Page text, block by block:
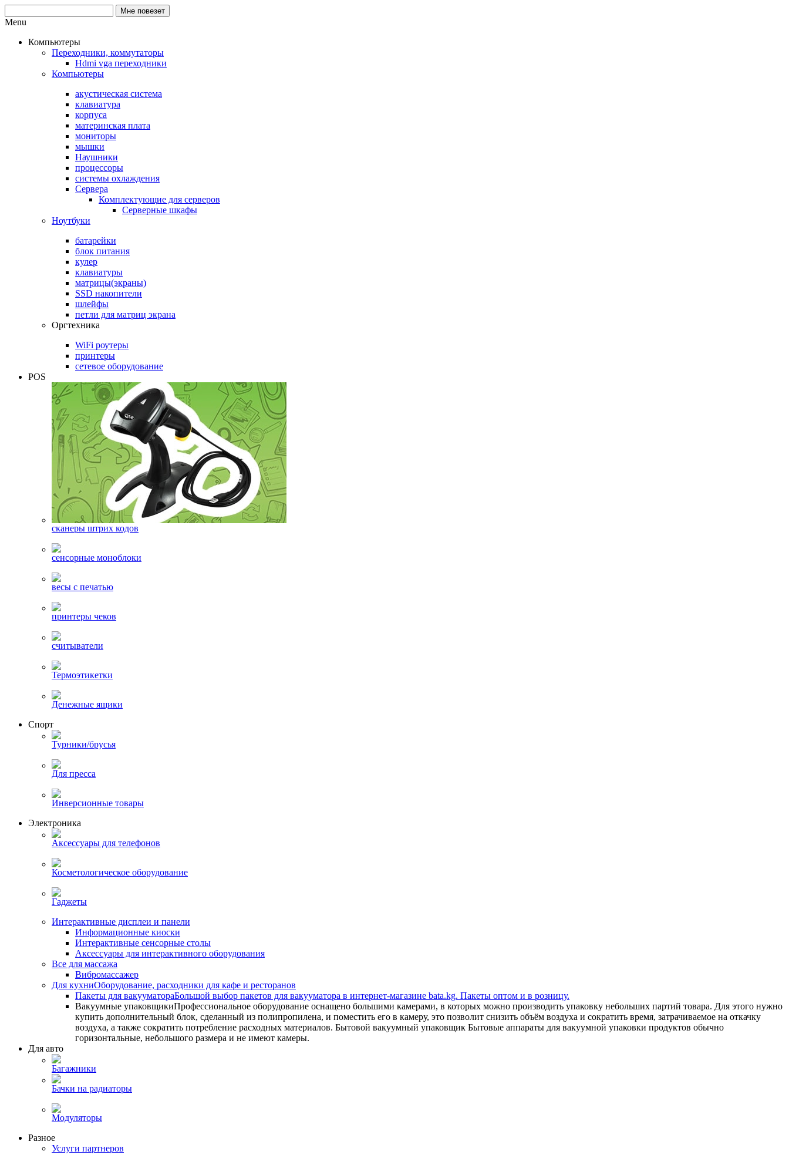
Menu
Компьютеры
Переходники, коммутаторы
Hdmi vga переходники
Компьютеры
акустическая система
клавиатура
корпуса
материнская плата
мониторы
мышки
Наушники
процессоры
системы охлаждения
Сервера
Комплектующие для серверов
Серверные шкафы
Ноутбуки
батарейки
блок питания
кулер
клавиатуры
матрицы(экраны)
SSD накопители
шлейфы
петли для матриц экрана
Оргтехника
WiFi роутеры
принтеры
сетевое оборудование
POS
сканеры штрих кодов
сенсорные моноблоки
весы с печатью
принтеры чеков
считыватели
Термоэтикетки
Денежные ящики
Спорт
Турники/брусья
Для пресса
Инверсионные товары
Электроника
Аксессуары для телефонов
Косметологическое оборудование
Гаджеты
Интерактивные дисплеи и панели
Информационные киоски
Интерактивные сенсорные столы
Аксессуары для интерактивного оборудования
Все для массажа
Вибромассажер
Для кухниОборудование, расходники для кафе и ресторанов
Пакеты для вакууматораБольшой выбор пакетов для вакууматора в интернет-магазине bata.kg. Пакеты оптом и в розницу.
Вакуумные упаковщикиПрофессиональное оборудование оснащено большими камерами, в которых можно производить упаковку небольших партий товара. Для этого нужно
купить дополнительный блок, сделанный из полипропилена, и поместить его в камеру, это позволит снизить объём воздуха и сократить время, затрачиваемое на откачку
воздуха, а также сократить потребление расходных материалов. Бытовой вакуумный упаковщик Бытовые аппараты для вакуумной упаковки продуктов обычно
горизонтальные, небольшого размера и не имеют камеры.
Для авто
Багажники
Бачки на радиаторы
Модуляторы
Разное
Услуги партнеров